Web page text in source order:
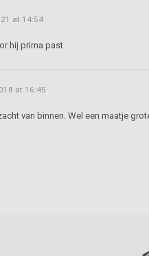
at 14:54
hij prima past
at 16:45
van binnen. Wel een maatje